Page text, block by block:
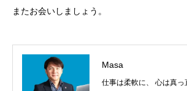
またお会いしましょう。
Masa
仕事は柔軟に、 心は真っ